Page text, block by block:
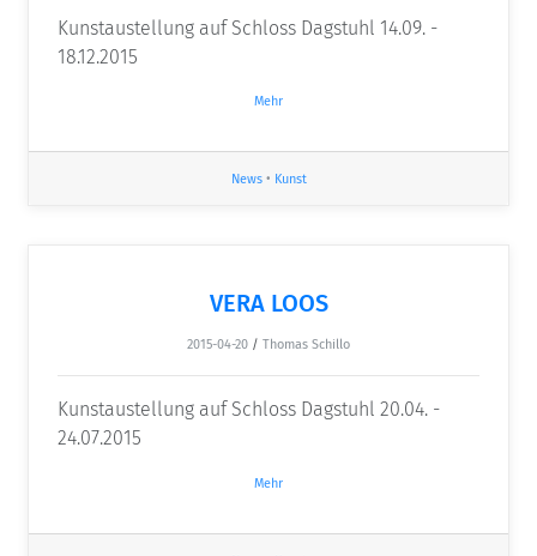
Kunstaustellung auf Schloss Dagstuhl 14.09. -
18.12.2015
Mehr
News• Kunst
VERA LOOS
2015-04-20 / Thomas Schillo
Kunstaustellung auf Schloss Dagstuhl 20.04. -
24.07.2015
Mehr